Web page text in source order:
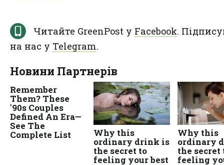
Читайте GreenPost у Facebook.
на нас у Telegram.